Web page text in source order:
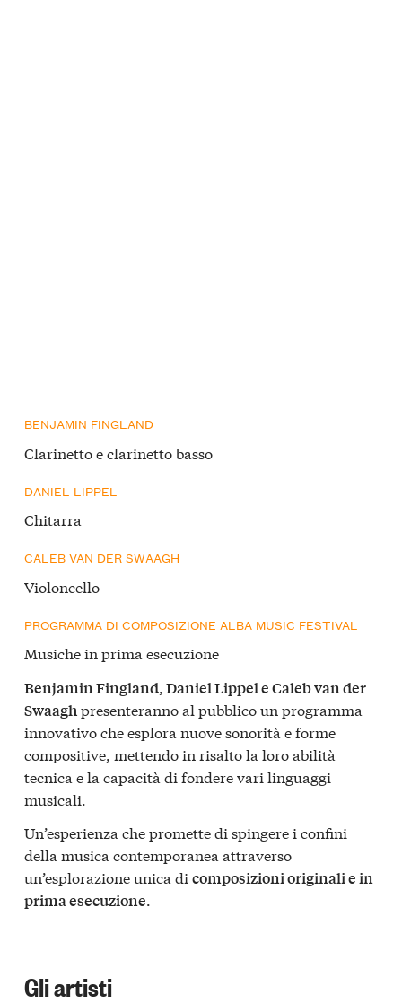
BENJAMIN FINGLAND
Clarinetto e clarinetto basso
DANIEL LIPPEL
Chitarra
CALEB VAN DER SWAAGH
Violoncello
PROGRAMMA DI COMPOSIZIONE ALBA MUSIC FESTIVAL
Musiche in prima esecuzione
Benjamin Fingland, Daniel Lippel e Caleb van der
Swaaghpresenteranno al pubblico un programma
innovativo che esplora nuove sonorità e forme
compositive, mettendo in risalto la loro abilità
tecnica e la capacità di fondere vari linguaggi
musicali.
Un’esperienza che promette di spingere i confini
della musica contemporanea attraverso
un’esplorazione unica di composizioni originali e in
prima esecuzione.
Gli artisti